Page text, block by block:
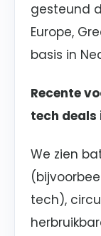
gesteund
Europe,
basis in
Recente
tech deals
We zien
tech),